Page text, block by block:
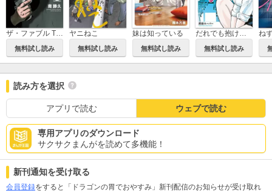
ザ・ファブル The third secret
無料試し読み
ヤニねこ
無料試し読み
妹は知っている
無料試し読み
だれでも抱けるキミが好き
無料試し読み
ね
読み方を選択
アプリで読む ウェブで読む
専用アプリのダウンロード
サクサクまんがを読めて多機能！
新刊通知を受け取る
会員登録をすると「ドラゴンの胃でおやすみ」新刊配信のお知らせが受け取れ